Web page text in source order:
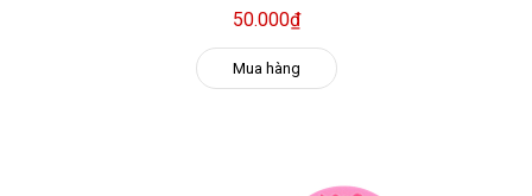
50.000₫
Mua hàng